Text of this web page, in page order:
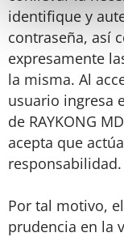
identifique y
contraseña, así
expresamente
la misma. Al
usuario ingresa
de RAYKONG
acepta que
responsabilidad.
Por tal motivo,
prudencia en la